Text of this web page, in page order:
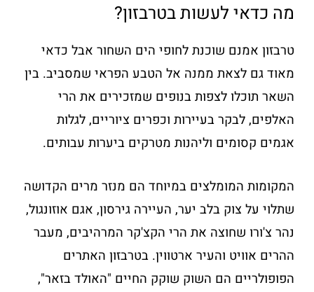
מה כדאי לעשות בטרבזון?
טרבזון אמנם שוכנת לחופי הים השחור אבל כדאי
מאוד גם לצאת ממנה אל הטבע הפראי שמסביב. בין
השאר תוכלו לצפות בנופים שמזכירים את הרי
האלפים, לבקר בעיירות וכפרים ציוריים, לגלות
אגמים קסומים וליהנות מטרקים ביערות עבותים.
המקומות המומלצים במיוחד הם מנזר מרים הקדושה
שתלוי על צוק בלב יער, העיירה גירסון, אגם אוזונגול,
נהר צ'ורו שחוצה את הרי הקצ'קר המרהיבים, מעבר
ההרים אוויט והעיר ארטווין. בטרבזון האתרים
הפופולריים הם השוק שוקק החיים "האולד בזאר",